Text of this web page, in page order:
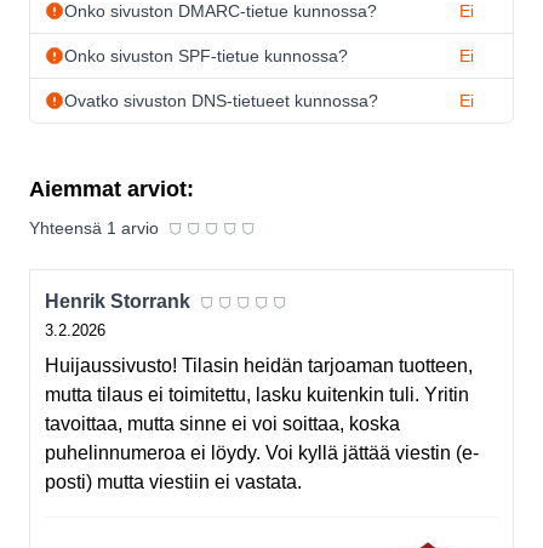
Onko sivuston DMARC-tietue kunnossa? Ei
Onko sivuston SPF-tietue kunnossa? Ei
Ovatko sivuston DNS-tietueet kunnossa? Ei
Aiemmat arviot:
Yhteensä 1 arvio ⛉ ⛉ ⛉ ⛉ ⛉
Henrik Storrank ⛉ ⛉ ⛉ ⛉ ⛉
3.2.2026
Huijaussivusto! Tilasin heidän tarjoaman tuotteen,
mutta tilaus ei toimitettu, lasku kuitenkin tuli. Yritin
tavoittaa, mutta sinne ei voi soittaa, koska
puhelinnumeroa ei löydy. Voi kyllä jättää viestin (e-
posti) mutta viestiin ei vastata.